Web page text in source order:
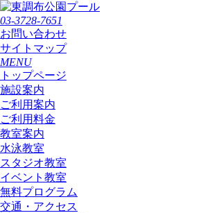
03-3728-7651
お問い合わせ
サイトマップ
MENU
トップページ
施設案内
ご利用案内
ご利用料金
教室案内
水泳教室
スタジオ教室
イベント教室
無料プログラム
交通・アクセス